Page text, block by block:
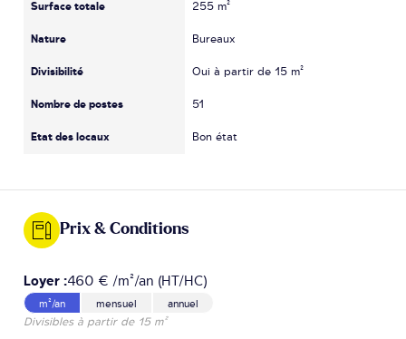
Surface totale
Nature
Divisibilité
Nombre de postes
Etat des locaux
255 m²
Bureaux
Oui à partir de 15 m²
51
Bon état
Prix & Conditions
Loyer :460 € /m²/an (HT/HC)
m²/an mensuel annuel
Divisibles à partir de 15 m²